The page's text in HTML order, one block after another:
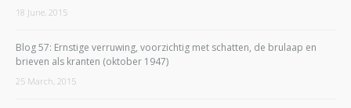
18 June, 2015
Blog 57: Ernstige verruwing, voorzichtig met schatten, de brulaap en
brieven als kranten (oktober 1947)
25 March, 2015